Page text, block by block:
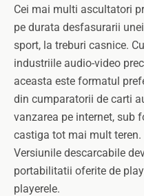
Cei mai multi ascultatori
pe durata desfasurarii
sport, la treburi casnice.
industriile audio-video
aceasta este formatul
din cumparatorii de carti
vanzarea pe internet, sub
castiga tot mai mult teren.
Versiunile descarcabile
portabilitatii oferite de
playerele.